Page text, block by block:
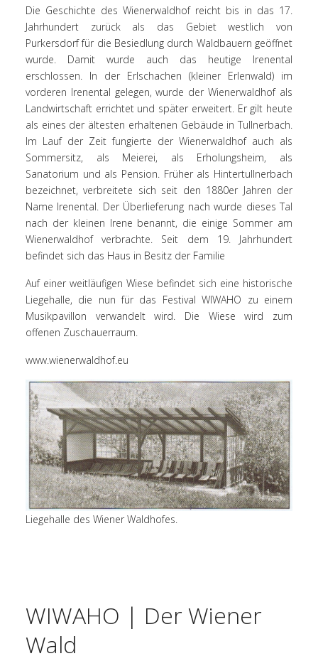
Die Geschichte des Wienerwaldhof reicht bis in das 17.
Jahrhundert zurück als das Gebiet westlich von
Purkersdorf für die Besiedlung durch Waldbauern geöffnet
wurde. Damit wurde auch das heutige Irenental
erschlossen. In der Erlschachen (kleiner Erlenwald) im
vorderen Irenental gelegen, wurde der Wienerwaldhof als
Landwirtschaft errichtet und später erweitert. Er gilt heute
als eines der ältesten erhaltenen Gebäude in Tullnerbach.
Im Lauf der Zeit fungierte der Wienerwaldhof auch als
Sommersitz, als Meierei, als Erholungsheim, als
Sanatorium und als Pension. Früher als Hintertullnerbach
bezeichnet, verbreitete sich seit den 1880er Jahren der
Name Irenental. Der Überlieferung nach wurde dieses Tal
nach der kleinen Irene benannt, die einige Sommer am
Wienerwaldhof verbrachte. Seit dem 19. Jahrhundert
befindet sich das Haus in Besitz der Familie
Auf einer weitläufigen Wiese befindet sich eine historische
Liegehalle, die nun für das Festival WIWAHO zu einem
Musikpavillon verwandelt wird. Die Wiese wird zum
offenen Zuschauerraum.
www.wienerwaldhof.eu
Liegehalle des Wiener Waldhofes.
WIWAHO | Der Wiener
Wald